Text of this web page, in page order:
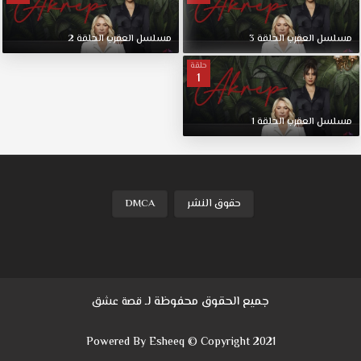
تشتعل
محاولة
الابنة
الانتقام
من
والدتها
مسلسل العقربالحلقة3 مسلسل العقربالحلقة 2
حلقة
1
مسلسل العقربالحلقة 1
حقوق النشر DMCA
جميع الحقوق محفوظة لـقصة عشق
Powered By Esheeq © Copyright 2021